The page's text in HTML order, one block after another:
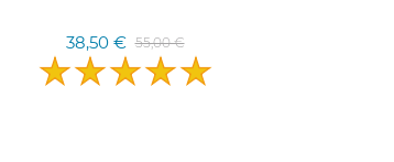
38,50 € 55,00 €